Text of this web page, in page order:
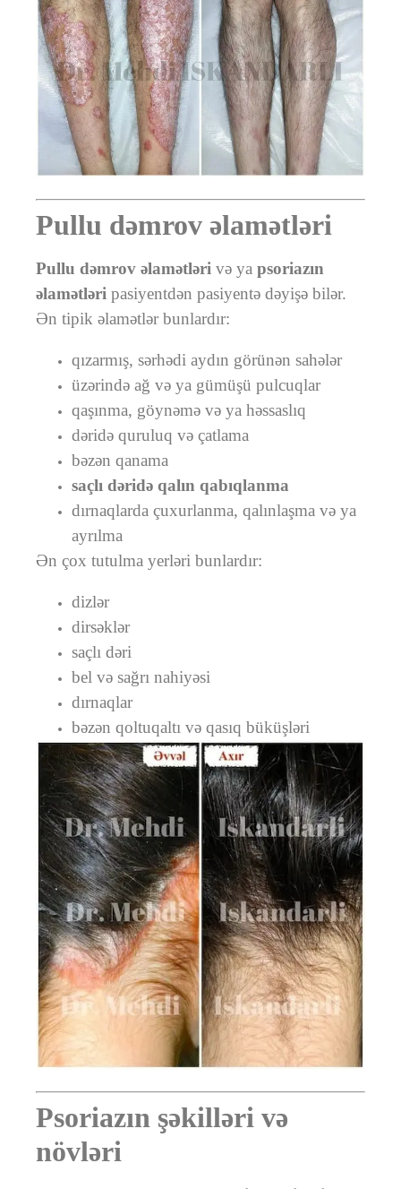
Pullu dəmrov əlamətləri
Pullu dəmrov əlamətləri və ya psoriazın
əlamətləri pasiyentdən pasiyentə dəyişə bilər.
Ən tipik əlamətlər bunlardır:
qızarmış, sərhədi aydın görünən sahələr
üzərində ağ və ya gümüşü pulcuqlar
qaşınma, göynəmə və ya həssaslıq
dəridə quruluq və çatlama
bəzən qanama
saçlı dəridə qalın qabıqlanma
dırnaqlarda çuxurlanma, qalınlaşma və ya
ayrılma
Ən çox tutulma yerləri bunlardır:
dizlər
dirsəklər
saçlı dəri
bel və sağrı nahiyəsi
dırnaqlar
bəzən qoltuqaltı və qasıq büküşləri
Psoriazın şəkilləri və
növləri